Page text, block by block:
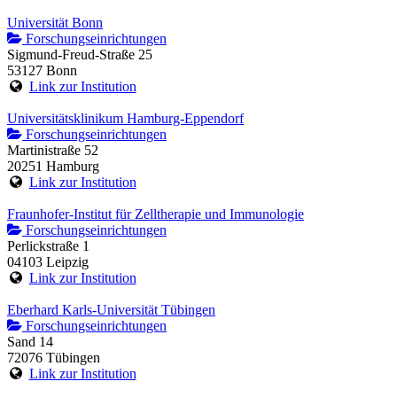
Universität Bonn
Forschungseinrichtungen
Sigmund-Freud-Straße 25
53127 Bonn
Link zur Institution
Universitätsklinikum Hamburg-Eppendorf
Forschungseinrichtungen
Martinistraße 52
20251 Hamburg
Link zur Institution
Fraunhofer-Institut für Zelltherapie und Immunologie
Forschungseinrichtungen
Perlickstraße 1
04103 Leipzig
Link zur Institution
Eberhard Karls-Universität Tübingen
Forschungseinrichtungen
Sand 14
72076 Tübingen
Link zur Institution